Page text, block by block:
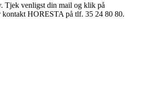
Tjek venligst din mail og klik på
HORESTA på tlf. 35 24 80 80.